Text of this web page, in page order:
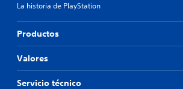
La historia de PlayStation
Productos
Valores
Servicio técnico